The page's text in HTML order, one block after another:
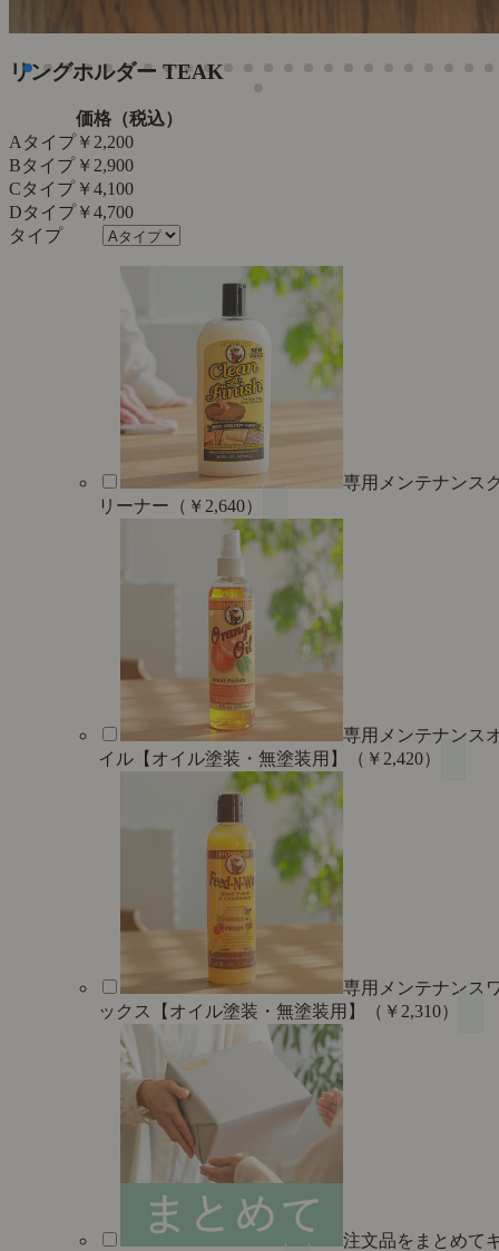
リングホルダー TEAK
価格（税込）
Aタイプ￥2,200
Bタイプ ￥2,900
Cタイプ ￥4,100
Dタイプ￥4,700
専用メンテナンス
リーナー（￥2,640）
専用メンテナンス
イル【オイル塗装・無塗装用】（￥2,420）
専用メンテナンス
ックス【オイル塗装・無塗装用】（￥2,310）
注文品をまとめて